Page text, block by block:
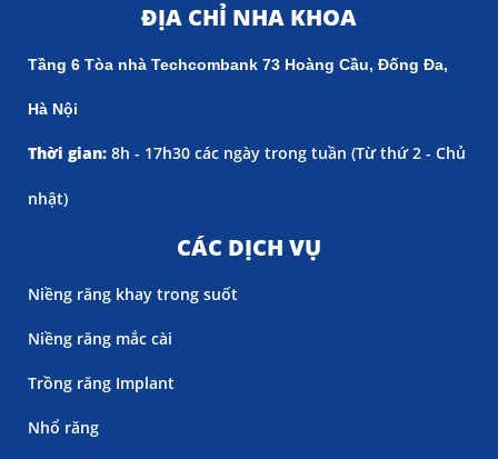
ĐỊA CHỈ NHA KHOA
Tầng 6 Tòa nhà Techcombank 73 Hoàng Cầu, Đống Đa,
Hà Nội
Thời gian: 8h - 17h30 các ngày trong tuần (Từ thứ 2 - Chủ
nhật)
CÁC DỊCH VỤ
Niềng răng khay trong suốt
Niềng răng mắc cài
Trồng răng Implant
Nhổ răng